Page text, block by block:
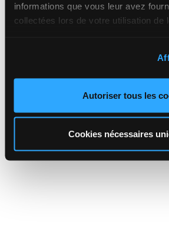
informations que vous leur avez
collectées lors de votre utilisation de
Autoriser tous les
Cookies nécessaires